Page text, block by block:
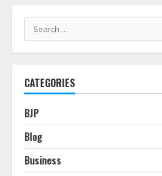
Search
for:
CATEGORIES
BJP
Blog
Business